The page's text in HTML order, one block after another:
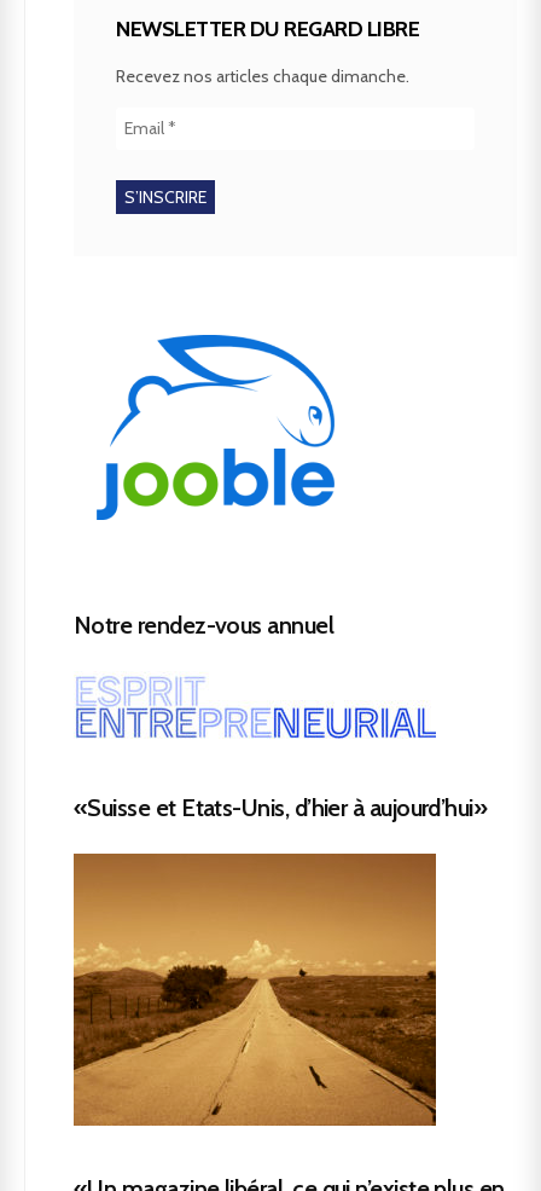
NEWSLETTER DU REGARD LIBRE
Recevez nos articles chaque dimanche.
Notre rendez-vous annuel
«Suisse et Etats-Unis, d’hier à aujourd’hui»